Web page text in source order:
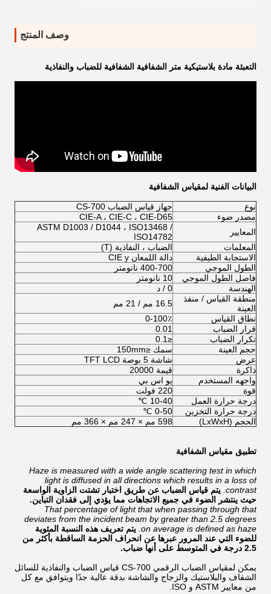
وصف المنتج
التعبئة مادة بلاستيكية متر الشفافية الشفافية للضباب والنفاذية
البيانات الفنية لمقياس الشفافية
نوع
جهاز قياس الضباب CS-700
مصدر ضوء
CIE-A ، CIE-C ، CIE-D65
المعايير
ASTM D1003 / D1044 ، ISO13468 /
ISO14782
المعلمات
الضباب ، النفاذية (T)
الاستجابة الطيفية
دالة اللمعان CIE y
الطول الموجي
400-700 نانومتر
فاصل الطول الموجي
10 نانومتر
الهندسة
0 / د
منطقة القياس / منفذ
العينة
16.5 مم / 21 مم
نطاق القياس
0-100٪
قرار الضباب
0.01
تكرار الضباب
≤0.1
حجم العينة
سمك ≤150mm
عرض
شاشة 5 بوصة TFT LCD
ذاكرة
قيمة 20000
واجهه المستخدم
يو اس بي
قوة
220 فولت
درجة حرارة العمل
10-40 ℃
درجة حرارة التخزين
0-50 ℃
الحجم (LxWxH)
598 مم × 247 مم × 366 مم
تطبيق مقياس الشفافية
Haze is measured with a wide angle scattering test in which
light is diffused in all directions which results in a loss of
contrast. يتم قياس الضباب عن طريق اختبار تشتت الزاوية الواسعة
حيث ينتشر الضوء في جميع الاتجاهات مما يؤدي إلى فقدان التباين.
That percentage of light that when passing through that
deviates from the incident beam by greater than 2.5 degrees
on average is defined as haze. يتم تعريف هذه النسبة المئوية
للضوء التي عند المرور عبرها عن انحراف الحزمة الساقطة بأكثر من
2.5 درجة في المتوسط ​​على أنها ضباب.
يمكن لمقياس الضباب الرقمي CS-700 قياس الضباب والنفاذية للسائل
الشفاف والبلاستيك والزجاج والشاشة بدقة عالية جدًا ويتوافق مع كل
من معايير ASTM و ISO.